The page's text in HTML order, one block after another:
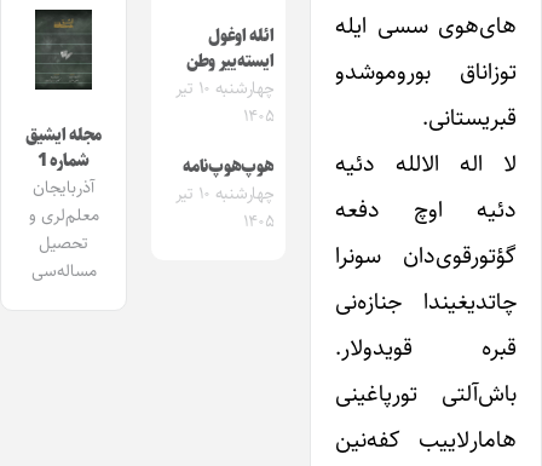
های‌هوی سسی ایله
توزاناق بوروموشدو
قبریستانی.
لا اله الالله دئیه
دئیه اوچ دفعه
گؤتورقوی‌دان سونرا
چاتدیغیندا جنازه‌نی
قبره قویدولار.
باش‌آلتی تورپاغینی
هامارلاییب کفه‌نین
ائله اوغول
ایسته‌ییر وطن
چهارشنبه ۱۰ تیر
۱۴۰۵
هوپ‌هوپ‌نامه
چهارشنبه ۱۰ تیر
۱۴۰۵
مجله ایشیق
شماره 1
آذربایجان
معلم‌لری و
تحصیل
مساله‌سی